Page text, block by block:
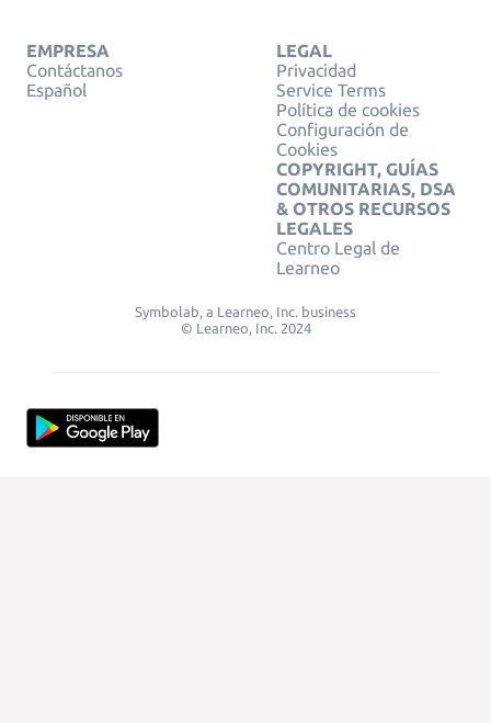
EMPRESA
Contáctanos
Español
LEGAL
Privacidad
Service Terms
Política de cookies
Configuración de
Cookies
COPYRIGHT, GUÍAS
COMUNITARIAS, DSA
& OTROS RECURSOS
LEGALES
Centro Legal de
Learneo
Symbolab, a Learneo, Inc. business
© Learneo, Inc. 2024